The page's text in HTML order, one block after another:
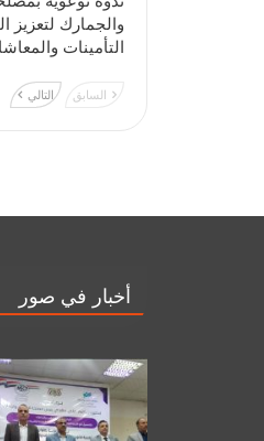
والجمارك لتعزيز
التأمينات
السابق التالي
أخبار في صور